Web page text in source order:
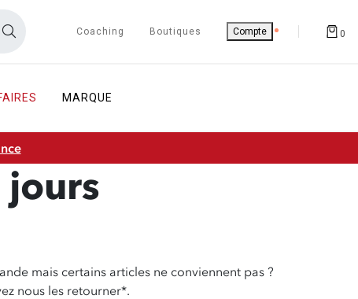
Coaching Boutiques Compte 0
MARQUE
jours
mais certains articles ne conviennent pas ?
nous les retourner*.